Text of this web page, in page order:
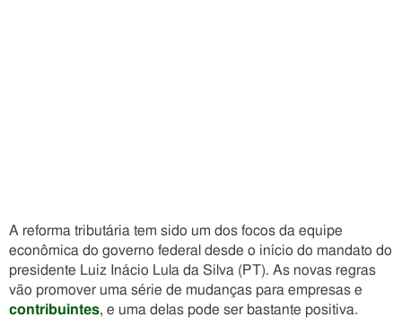
A reforma tributária tem sido um dos focos da equipe
econômica do governo federal desde o início do mandato do
presidente Luiz Inácio Lula da Silva (PT). As novas regras
vão promover uma série de mudanças para empresas e
contribuintes, e uma delas pode ser bastante positiva.